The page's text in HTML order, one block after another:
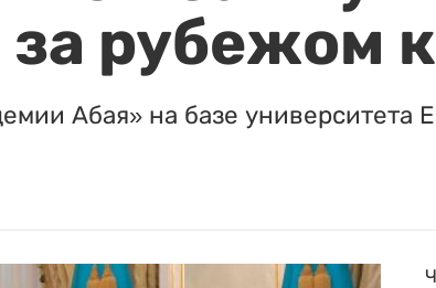
рубежом
Абая» на базе университета